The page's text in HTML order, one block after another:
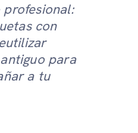
profesional:
con
para
a tu